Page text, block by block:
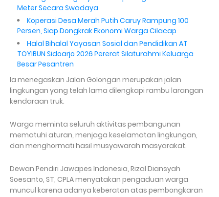
Meter Secara Swadaya
Koperasi Desa Merah Putih Caruy Rampung 100
Persen, Siap Dongkrak Ekonomi Warga Cilacap
Halal Bihalal Yayasan Sosial dan Pendidikan AT
TOYIBUN Sidoarjo 2026 Pererat Silaturahmi Keluarga
Besar Pesantren
Ia menegaskan Jalan Golongan merupakan jalan
lingkungan yang telah lama dilengkapi rambu larangan
kendaraan truk.
Warga meminta seluruh aktivitas pembangunan
mematuhi aturan, menjaga keselamatan lingkungan,
dan menghormati hasil musyawarah masyarakat.
Dewan Pendiri Jawapes Indonesia, Rizal Diansyah
Soesanto, ST, CPLA menyatakan pengaduan warga
muncul karena adanya keberatan atas pembongkaran